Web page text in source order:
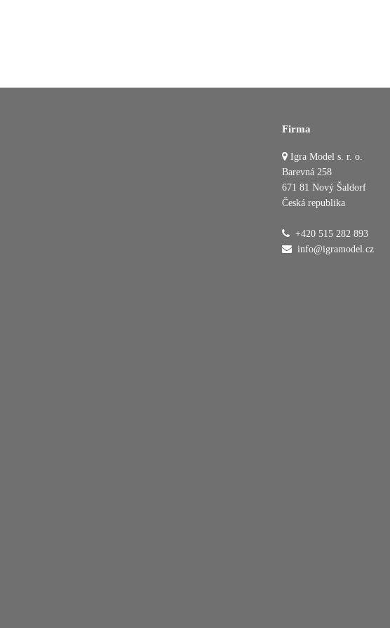
Firma
Igra Model s. r. o.
Barevná 258
671 81 Nový Šaldorf
Česká republika
+420 515 282 893
info@igramodel.cz